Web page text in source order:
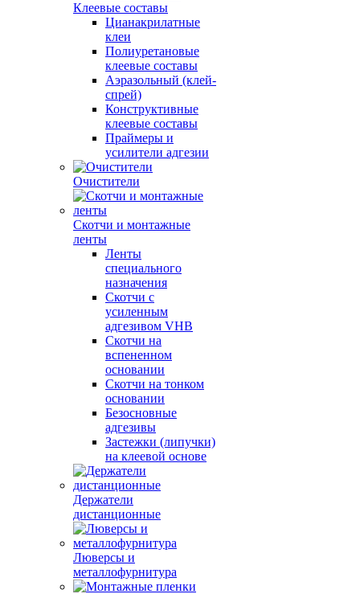
Клеевые составы
Цианакрилатные
клеи
Полиуретановые
клеевые составы
Аэразольный (клей-
спрей)
Конструктивные
клеевые составы
Праймеры и
усилители адгезии
Очистители
Скотчи и монтажные
ленты
Ленты
специального
назначения
Скотчи с
усиленным
адгезивом VHB
Скотчи на
вспененном
основании
Скотчи на тонком
основании
Безосновные
адгезивы
Застежки (липучки)
на клеевой основе
Держатели
дистанционные
Люверсы и
металлофурнитура